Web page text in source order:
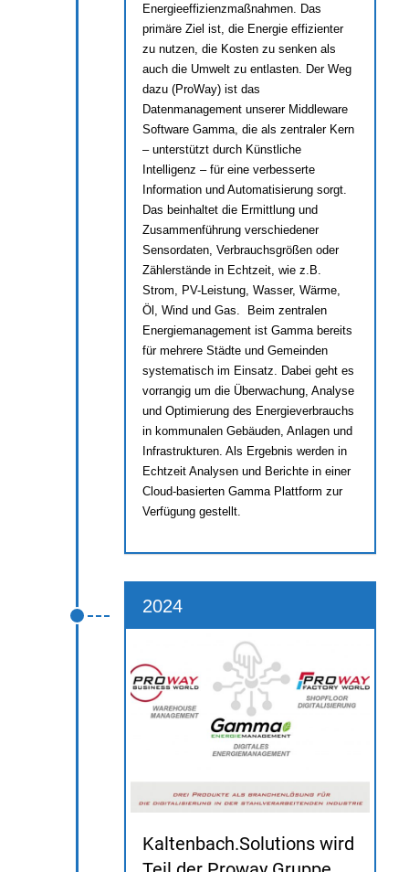
Energieeffizienzmaßnahmen. Das
primäre Ziel ist, die Energie effizienter
zu nutzen, die Kosten zu senken als
auch die Umwelt zu entlasten. Der Weg
dazu (ProWay) ist das
Datenmanagement unserer Middleware
Software Gamma, die als zentraler Kern
– unterstützt durch Künstliche
Intelligenz – für eine verbesserte
Information und Automatisierung sorgt.
Das beinhaltet die Ermittlung und
Zusammenführung verschiedener
Sensordaten, Verbrauchsgrößen oder
Zählerstände in Echtzeit, wie z.B.
Strom, PV-Leistung, Wasser, Wärme,
Öl, Wind und Gas. Beim zentralen
Energiemanagement ist Gamma bereits
für mehrere Städte und Gemeinden
systematisch im Einsatz. Dabei geht es
vorrangig um die Überwachung, Analyse
und Optimierung des Energieverbrauchs
in kommunalen Gebäuden, Anlagen und
Infrastrukturen. Als Ergebnis werden in
Echtzeit Analysen und Berichte in einer
Cloud-basierten Gamma Plattform zur
Verfügung gestellt.
2024
Kaltenbach.Solutions wird